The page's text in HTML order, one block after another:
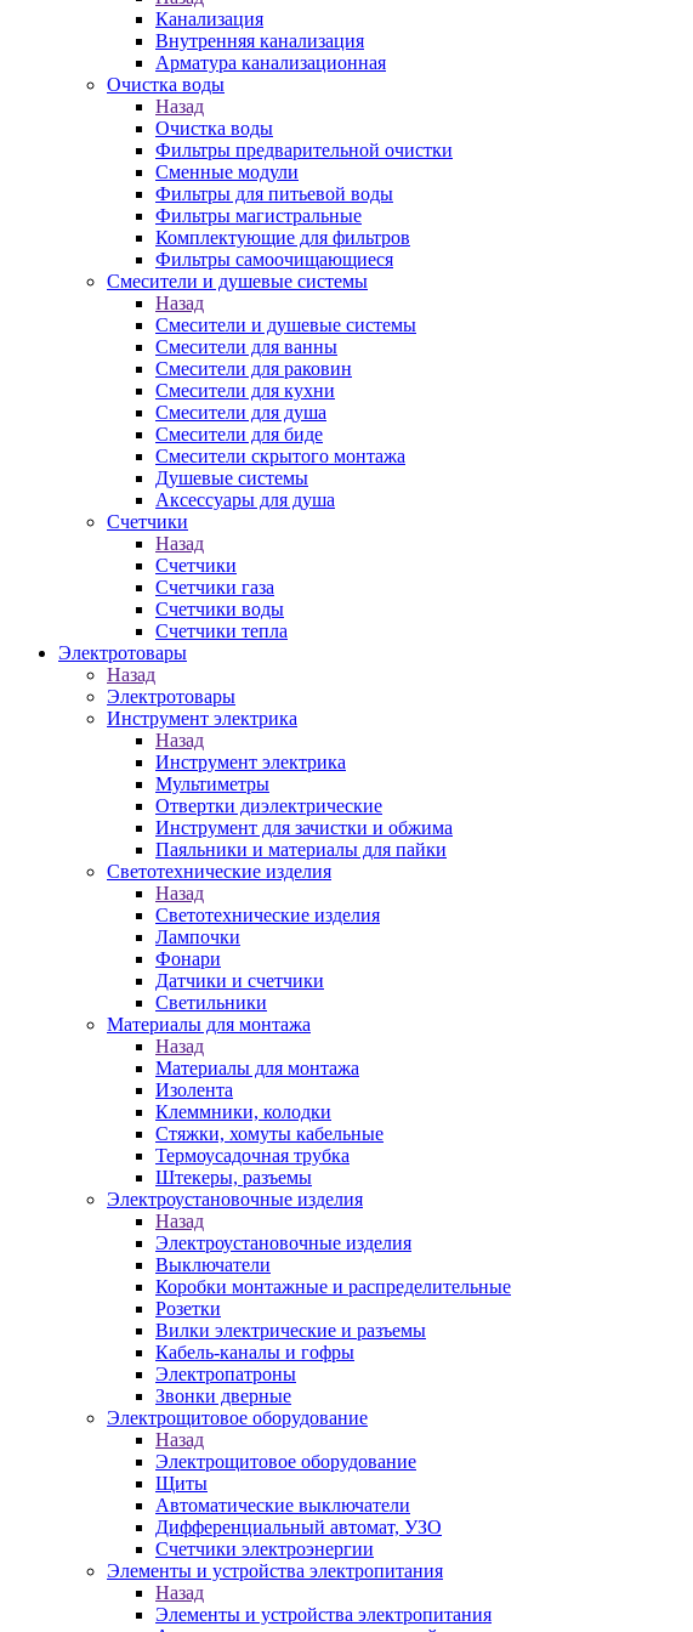
Канализация
Внутренняя канализация
Арматура канализационная
Очистка воды
Назад
Очистка воды
Фильтры предварительной очистки
Сменные модули
Фильтры для питьевой воды
Фильтры магистральные
Комплектующие для фильтров
Фильтры самоочищающиеся
Смесители и душевые системы
Назад
Смесители и душевые системы
Смесители для ванны
Смесители для раковин
Смесители для кухни
Смесители для душа
Смесители для биде
Смесители скрытого монтажа
Душевые системы
Аксессуары для душа
Счетчики
Назад
Счетчики
Счетчики газа
Счетчики воды
Счетчики тепла
Электротовары
Назад
Электротовары
Инструмент электрика
Назад
Инструмент электрика
Мультиметры
Отвертки диэлектрические
Инструмент для зачистки и обжима
Паяльники и материалы для пайки
Светотехнические изделия
Назад
Светотехнические изделия
Лампочки
Фонари
Датчики и счетчики
Светильники
Материалы для монтажа
Назад
Материалы для монтажа
Изолента
Клеммники, колодки
Стяжки, хомуты кабельные
Термоусадочная трубка
Штекеры, разъемы
Электроустановочные изделия
Назад
Электроустановочные изделия
Выключатели
Коробки монтажные и распределительные
Розетки
Вилки электрические и разъемы
Кабель-каналы и гофры
Электропатроны
Звонки дверные
Электрощитовое оборудование
Назад
Электрощитовое оборудование
Щиты
Автоматические выключатели
Дифференциальный автомат, УЗО
Счетчики электроэнергии
Элементы и устройства электропитания
Назад
Элементы и устройства электропитания